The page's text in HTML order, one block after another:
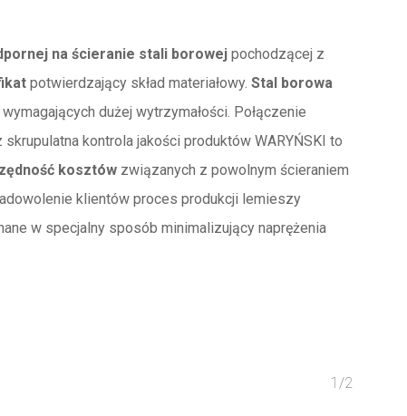
na ścieranie stali borowej pochodzącej z
potwierdzający skład materiałowy. Stal borowa
dużej wytrzymałości. Połączenie
kontrola jakości produktów WARYŃSKI to
kosztów związanych z powolnym ścieraniem
klientów proces produkcji lemieszy
w specjalny sposób minimalizujący naprężenia
1/2